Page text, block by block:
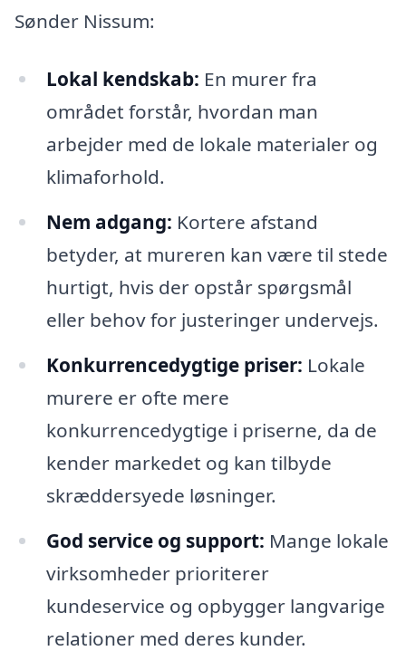
Sønder Nissum:
Lokal kendskab: En murer fra
området forstår, hvordan man
arbejder med de lokale materialer og
klimaforhold.
Nem adgang: Kortere afstand
betyder, at mureren kan være til stede
hurtigt, hvis der opstår spørgsmål
eller behov for justeringer undervejs.
Konkurrencedygtige priser: Lokale
murere er ofte mere
konkurrencedygtige i priserne, da de
kender markedet og kan tilbyde
skræddersyede løsninger.
God service og support: Mange lokale
virksomheder prioriterer
kundeservice og opbygger langvarige
relationer med deres kunder.